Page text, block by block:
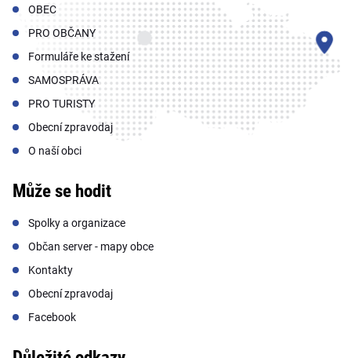
OBEC
PRO OBČANY
Formuláře ke stažení
SAMOSPRÁVA
PRO TURISTY
Obecní zpravodaj
O naší obci
Může se hodit
Spolky a organizace
Občan server - mapy obce
Kontakty
Obecní zpravodaj
Facebook